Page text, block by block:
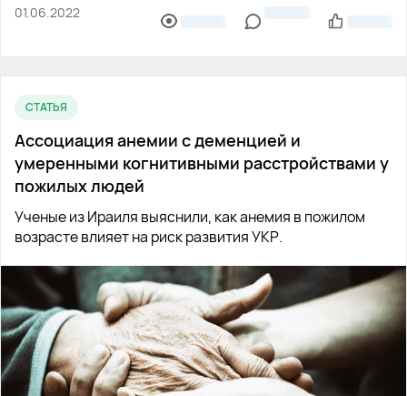
01.06.2022
СТАТЬЯ
Ассоциация анемии с деменцией и
умеренными когнитивными расстройствами у
пожилых людей
Ученые из Ираиля выяснили, как анемия в пожилом
возрасте влияет на риск развития УКР.